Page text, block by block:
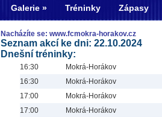
Galerie Tréninky Zápasy
Nacházíte se: www.fcmokra-horakov.cz
Seznam akcí ke dni: 22.10.2024
Dnešní tréninky:
16:30
Mokrá-Horákov
16:30
Mokrá-Horákov
17:00
Mokrá-Horákov
17:00
Mokrá-Horákov